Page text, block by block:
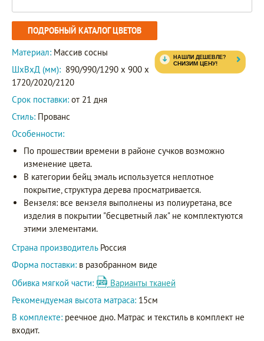
ПОДРОБНЫЙ КАТАЛОГ ЦВЕТОВ
Материал: Массив сосны
ШxВxД (мм): 890/990/1290 x 900 x
1720/2020/2120
Срок поставки: от 21 дня
Стиль: Прованс
Особенности:
По прошествии времени в районе сучков возможно
изменение цвета.
В категории бейц эмаль используется неплотное
покрытие, структура дерева просматривается.
Вензеля: все вензеля выполнены из полиуретана, все
изделия в покрытии "бесцветный лак" не комплектуются
этими элементами.
Страна производитель Россия
Форма поставки: в разобранном виде
Обивка мягкой части:
Варианты тканей
Рекомендуемая высота матраса: 15см
В комплекте: реечное дно. Матрас и текстиль в комплект не
входит.